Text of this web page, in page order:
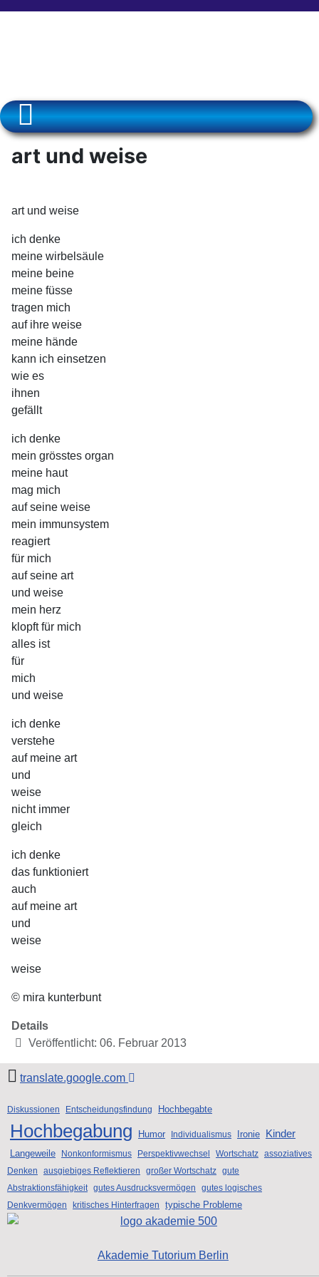
art und weise
art und weise
ich denke
meine wirbelsäule
meine beine
meine füsse
tragen mich
auf ihre weise
meine hände
kann ich einsetzen
wie es
ihnen
gefällt
ich denke
mein grösstes organ
meine haut
mag mich
auf seine weise
mein immunsystem
reagiert
für mich
auf seine art
und weise
mein herz
klopft für mich
alles ist
für
mich
und weise
ich denke
verstehe
auf meine art
und
weise
nicht immer
gleich
ich denke
das funktioniert
auch
auf meine art
und
weise
weise
© mira kunterbunt
Details
Veröffentlicht: 06. Februar 2013
translate.google.com
Diskussionen Entscheidungsfindung Hochbegabte
Hochbegabung Humor Individualismus Ironie Kinder
Langeweile Nonkonformismus Perspektivwechsel Wortschatz assoziatives
Denken
ausgiebiges Reflektieren großer Wortschatz gute
Abstraktionsfähigkeit gutes Ausdrucksvermögen
gutes logisches
Denkvermögen
kritisches Hinterfragen typische Probleme
Akademie Tutorium Berlin